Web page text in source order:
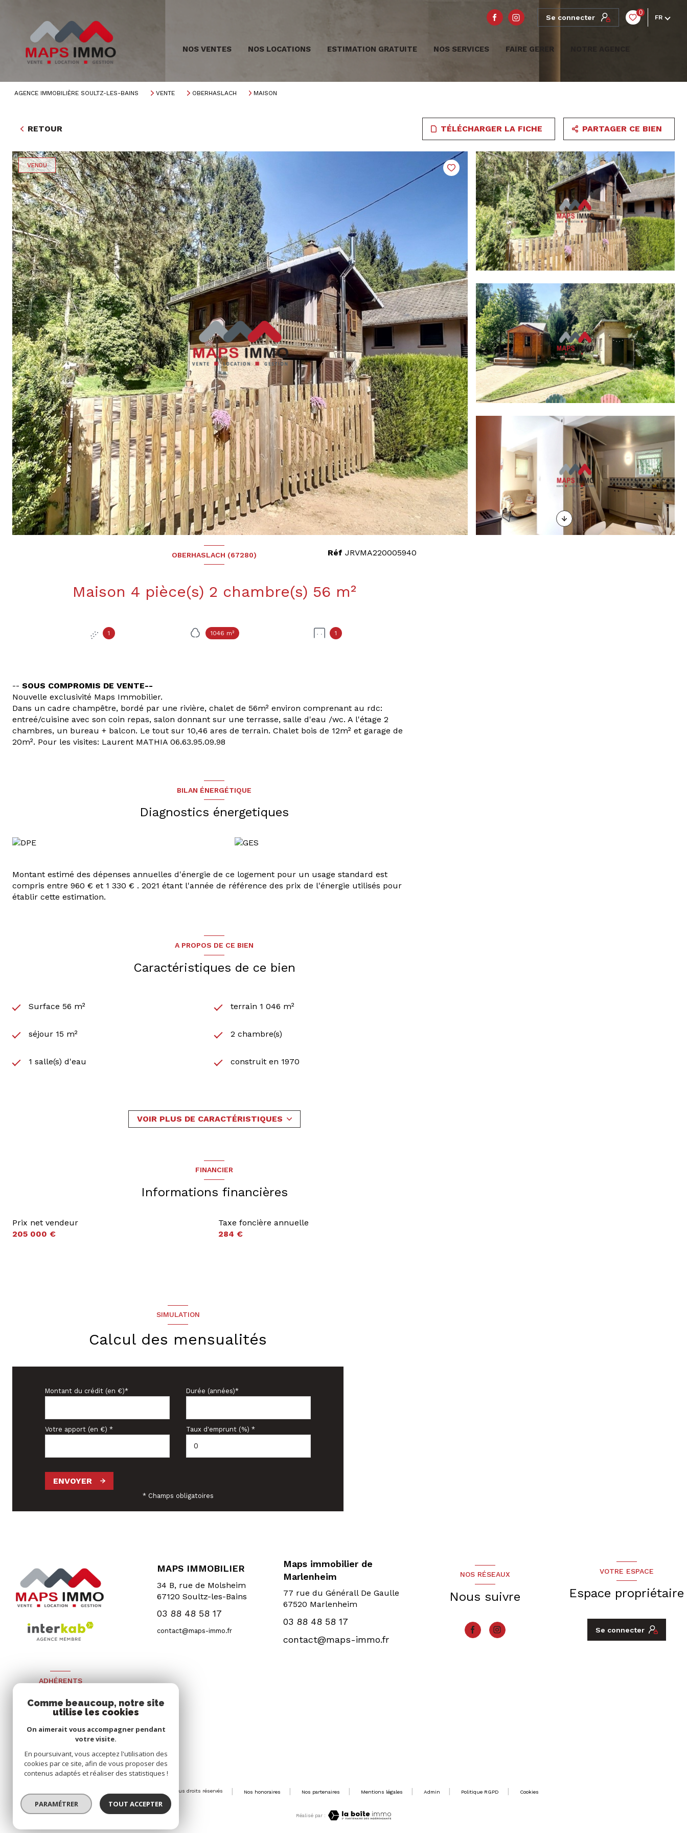
Se connecter
0
FR
NOS VENTES NOS LOCATIONS ESTIMATION GRATUITE NOS SERVICES FAIRE GERER
AGENCE IMMOBILIÈRE SOULTZ-LES-BAINS VENTE OBERHASLACH MAISON
RETOUR TÉLÉCHARGER LA FICHE PARTAGER CE BIEN
VENDU
OBERHASLACH (67280)
Maison 4 pièce(s) 2 chambre(s) 56 m²
1 1046 m² 1
Réf JRVMA220005940
-- SOUS COMPROMIS DE VENTE--
Nouvelle exclusivité Maps Immobilier.
Dans un cadre champêtre, bordé par une rivière, chalet de 56m² environ comprenant au rdc:
entreé/cuisine avec son coin repas, salon donnant sur une terrasse, salle d'eau /wc. A l'étage 2
chambres, un bureau + balcon. Le tout sur 10,46 ares de terrain. Chalet bois de 12m² et garage de
20m². Pour les visites: Laurent MATHIA 06.63.95.09.98
BILAN ÉNERGÉTIQUE
Diagnostics énergetiques
Montant estimé des dépenses annuelles d'énergie de ce logement pour un usage standard est
compris entre 960 € et 1 330 € . 2021 étant l'année de référence des prix de l'énergie utilisés pour
établir cette estimation.
A PROPOS DE CE BIEN
Caractéristiques de ce bien
Surface 56 m² terrain 1 046 m²
séjour 15 m² 2 chambre(s)
1 salle(s) d'eau construit en 1970
exposition Ouest
VOIR PLUS DE CARACTÉRISTIQUES
FINANCIER
Informations financières
Prix net vendeur
205 000 €
Taxe foncière annuelle
284 €
SIMULATION
Calcul des mensualités
Montant du crédit (en €)* Durée (années)*
Votre apport (en €) * Taux d'emprunt (%) *
ENVOYER
* Champs obligatoires
MAPS IMMOBILIER
34 B, rue de Molsheim
67120Soultz-les-Bains
03 88 48 58 17
contact@maps-immo.fr
Maps immobilier de
Marlenheim
77 rue du Générall De Gaulle
67520 Marlenheim
03 88 48 58 17
contact@maps-immo.fr
NOS RÉSEAUX
Nous suivre
VOTRE ESPACE
Espace propriétaire
Se connecter
ADHÉRENTS
Nous adhérons
© 2026 | Tous droits réservés Nos honoraires Nos partenaires Mentions légales Admin Politique RGPD Cookies
Réalisé par :
Comme beaucoup, notre site
utilise les cookies
On aimerait vous accompagner pendant
votre visite.
En poursuivant, vous acceptez l'utilisation des
cookies par ce site, afin de vous proposer des
contenus adaptés et réaliser des statistiques !
PARAMÉTRER TOUT ACCEPTER